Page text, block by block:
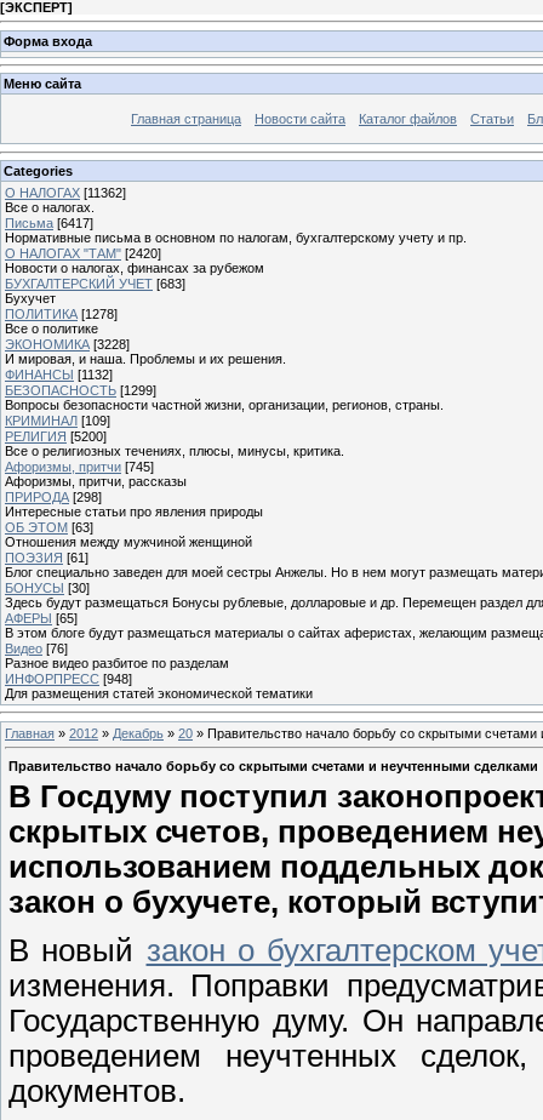
[ЭКСПЕРТ]
Форма входа
Меню сайта
Главная страница Новости сайта Каталог файлов Статьи
Categories
О НАЛОГАХ [11362]
Все о налогах.
Письма [6417]
Нормативные письма в основном по налогам, бухгалтерскому учету и пр.
О НАЛОГАХ "ТАМ" [2420]
Новости о налогах, финансах за рубежом
БУХГАЛТЕРСКИЙ УЧЕТ [683]
Бухучет
ПОЛИТИКА [1278]
Все о политике
ЭКОНОМИКА [3228]
И мировая, и наша. Проблемы и их решения.
ФИНАНСЫ [1132]
БЕЗОПАСНОСТЬ [1299]
Вопросы безопасности частной жизни, организации, регионов, страны.
КРИМИНАЛ [109]
РЕЛИГИЯ [5200]
Все о религиозных течениях, плюсы, минусы, критика.
Афоризмы, притчи [745]
Афоризмы, притчи, рассказы
ПРИРОДА [298]
Интересные статьи про явления природы
ОБ ЭТОМ [63]
Отношения между мужчиной женщиной
ПОЭЗИЯ [61]
Блог специально заведен для моей сестры Анжелы. Но в нем могут размещать
БОНУСЫ [30]
Здесь будут размещаться Бонусы рублевые, долларовые и др. Перемещен раздел
АФЕРЫ [65]
В этом блоге будут размещаться материалы о сайтах аферистах, желающим
Видео [76]
Разное видео разбитое по разделам
ИНФОРПРЕСС [948]
Для размещения статей экономической тематики
Главная » 2012 » Декабрь » 20 » Правительство начало борьбу со скрытыми
Правительство начало борьбу со скрытыми счетами и неучтенными сделками
В Госдуму поступил
скрытых счетов, проведением
использованием поддельных
закон о бухучете, который
В новый закон о бухгалтерском
изменения. Поправки
Государственную думу. Он
проведением неучтенных
документов.